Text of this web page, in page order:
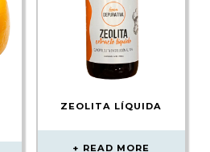
ZEOLITA LÍQUIDA
READ MORE